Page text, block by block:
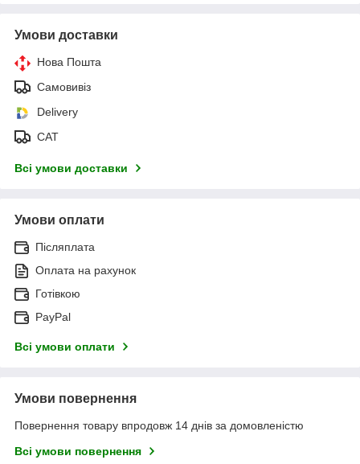
Умови доставки
Нова Пошта
Самовивіз
Delivery
САТ
Всі умови доставки
Умови оплати
Післяплата
Оплата на рахунок
Готівкою
PayPal
Всі умови оплати
Умови повернення
Повернення товару впродовж 14 днів за домовленістю
Всі умови повернення